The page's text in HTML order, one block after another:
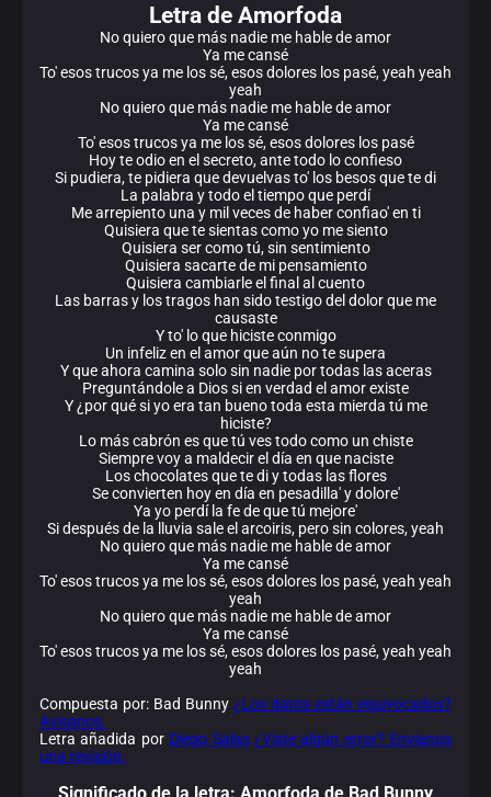
Letra de Amorfoda
No quiero que más nadie me hable de amor
Ya me cansé
To' esos trucos ya me los sé, esos dolores los pasé, yeah yeah
yeah
No quiero que más nadie me hable de amor
Ya me cansé
To' esos trucos ya me los sé, esos dolores los pasé
Hoy te odio en el secreto, ante todo lo confieso
Si pudiera, te pidiera que devuelvas to' los besos que te di
La palabra y todo el tiempo que perdí
Me arrepiento una y mil veces de haber confiao' en ti
Quisiera que te sientas como yo me siento
Quisiera ser como tú, sin sentimiento
Quisiera sacarte de mi pensamiento
Quisiera cambiarle el final al cuento
Las barras y los tragos han sido testigo del dolor que me
causaste
Y to' lo que hiciste conmigo
Un infeliz en el amor que aún no te supera
Y que ahora camina solo sin nadie por todas las aceras
Preguntándole a Dios si en verdad el amor existe
Y ¿por qué si yo era tan bueno toda esta mierda tú me
hiciste?
Lo más cabrón es que tú ves todo como un chiste
Siempre voy a maldecir el día en que naciste
Los chocolates que te di y todas las flores
Se convierten hoy en día en pesadilla' y dolore'
Ya yo perdí la fe de que tú mejore'
Si después de la lluvia sale el arcoiris, pero sin colores, yeah
No quiero que más nadie me hable de amor
Ya me cansé
To' esos trucos ya me los sé, esos dolores los pasé, yeah yeah
yeah
No quiero que más nadie me hable de amor
Ya me cansé
To' esos trucos ya me los sé, esos dolores los pasé, yeah yeah
yeah
Compuesta por: Bad Bunny ¿Los datos están equivocados?
Avísanos.
Letra añadida por Diego Salas ¿Viste algún error? Envíanos
una revisión.